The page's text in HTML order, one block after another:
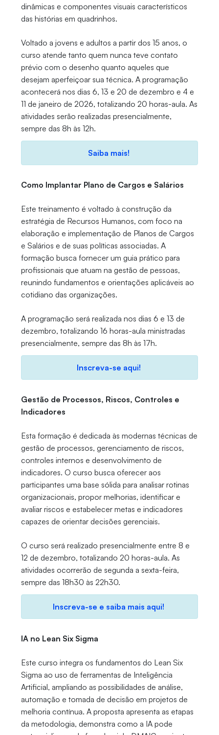
dinâmicas e componentes visuais característicos
das histórias em quadrinhos.
Voltado a jovens e adultos a partir dos 15 anos, o
curso atende tanto quem nunca teve contato
prévio com o desenho quanto aqueles que
desejam aperfeiçoar sua técnica. A programação
acontecerá nos dias 6, 13 e 20 de dezembro e 4 e
11 de janeiro de 2026, totalizando 20 horas-aula. As
atividades serão realizadas presencialmente,
sempre das 8h às 12h.
Saiba mais!
Como Implantar Plano de Cargos e Salários
Este treinamento é voltado à construção da
estratégia de Recursos Humanos, com foco na
elaboração e implementação de Planos de Cargos
e Salários e de suas políticas associadas. A
formação busca fornecer um guia prático para
profissionais que atuam na gestão de pessoas,
reunindo fundamentos e orientações aplicáveis ao
cotidiano das organizações.
A programação será realizada nos dias 6 e 13 de
dezembro, totalizando 16 horas-aula ministradas
presencialmente, sempre das 8h às 17h.
Inscreva-se aqui!
Gestão de Processos, Riscos, Controles e
Indicadores
Esta formação é dedicada às modernas técnicas de
gestão de processos, gerenciamento de riscos,
controles internos e desenvolvimento de
indicadores. O curso busca oferecer aos
participantes uma base sólida para analisar rotinas
organizacionais, propor melhorias, identificar e
avaliar riscos e estabelecer metas e indicadores
capazes de orientar decisões gerenciais.
O curso será realizado presencialmente entre 8 e
12 de dezembro, totalizando 20 horas-aula. As
atividades ocorrerão de segunda a sexta-feira,
sempre das 18h30 às 22h30.
Inscreva-se e saiba mais aqui!
IA no Lean Six Sigma
Este curso integra os fundamentos do Lean Six
Sigma ao uso de ferramentas de Inteligência
Artificial, ampliando as possibilidades de análise,
automação e tomada de decisão em projetos de
melhoria contínua. A proposta apresenta as etapas
da metodologia, demonstra como a IA pode